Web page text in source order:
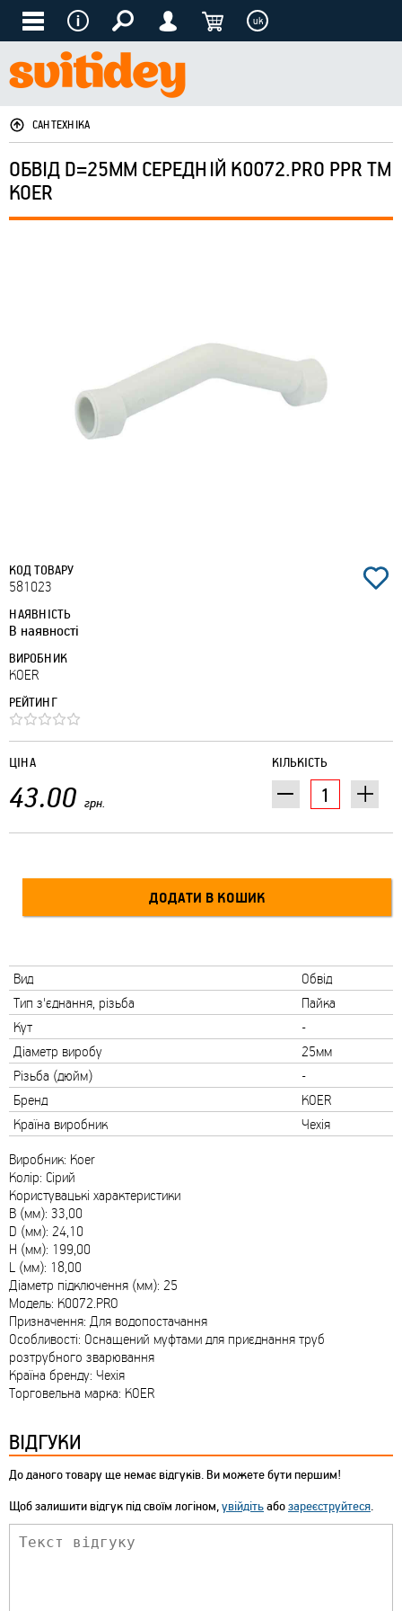
uk
САНТЕХНІКА
ОБВІД D=25ММ СЕРЕДНІЙ K0072.PRO PPR ТМ
KOER
КОД ТОВАРУ
581023
НАЯВНІСТЬ
В наявності
ВИРОБНИК
KOER
РЕЙТИНГ
КІЛЬКІСТЬ
ЦІНА
43.00 грн.
Вид
Обвід
Тип з'єднання, різьба
Пайка
Кут
-
Діаметр виробу
25мм
Різьба (дюйм)
-
Бренд
KOER
Країна виробник
Чехія
Виробник: Koer
Колір: Сірий
Користувацькі характеристики
B (мм): 33,00
D (мм): 24,10
H (мм): 199,00
L (мм): 18,00
Діаметр підключення (мм): 25
Модель: K0072.PRO
Призначення: Для водопостачання
Особливості: Оснащений муфтами для приєднання труб
розтрубного зварювання
Країна бренду: Чехія
Торговельна марка: KOER
ВІДГУКИ
До даного товару ще немає відгуків. Ви можете бути першим!
Щоб залишити відгук під своїм логіном,увійдітьабозареєструйтеся.